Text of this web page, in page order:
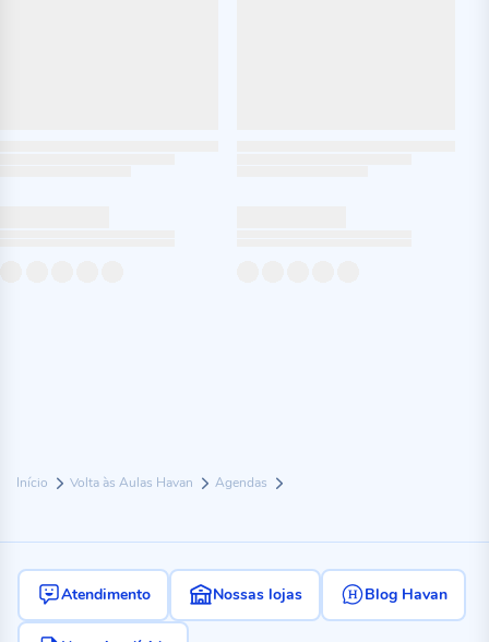
Início Volta às Aulas Havan Agendas
Atendimento Nossas lojas Blog Havan